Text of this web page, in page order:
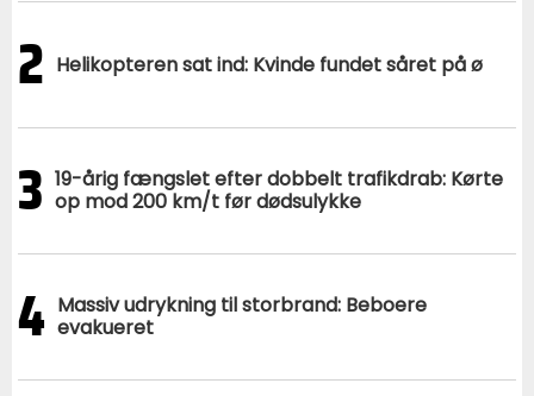
2 Helikopteren sat ind: Kvinde fundet såret på ø
3 19-årig fængslet efter dobbelt trafikdrab: Kørte
op mod 200 km/t før dødsulykke
4 Massiv udrykning til storbrand: Beboere
evakueret